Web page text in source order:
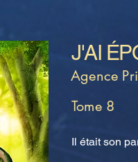
J'AI
Agence
Tome 8
Il était son